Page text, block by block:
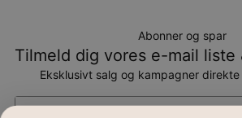
Abonner og spar
Tilmeld dig vores e-mail liste
Eksklusivt salg og kampagner